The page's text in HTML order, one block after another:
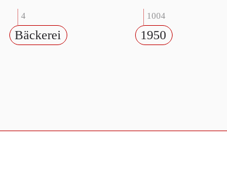
4
Bäckerei
1004
1950